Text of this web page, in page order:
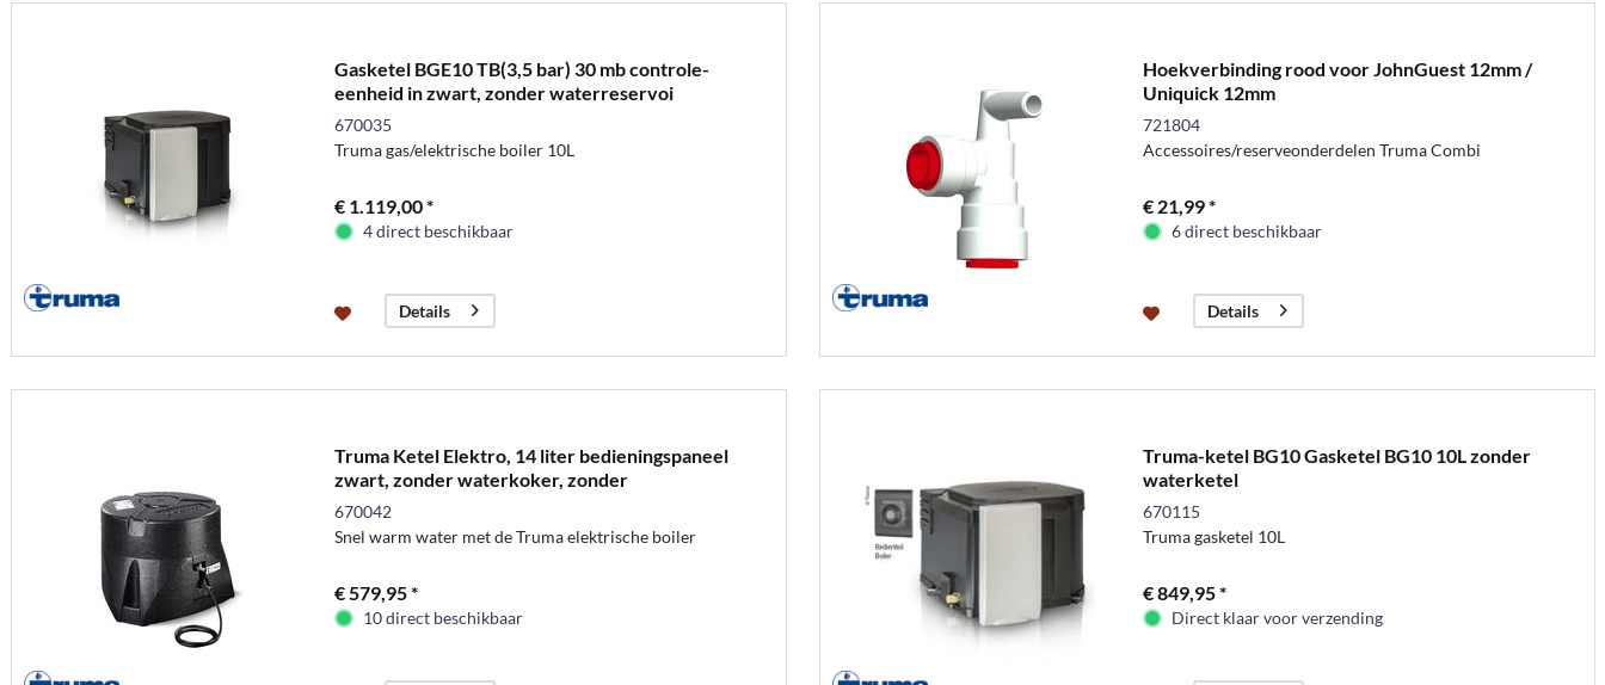
Gasketel BGE10 TB(3,5 bar) 30 mb controle-
eenheid in zwart, zonder waterreservoi
670035
Truma gas/elektrische boiler 10L
€ 1.119,00 *
4 direct beschikbaar
Details
Hoekverbinding rood voor JohnGuest 12mm /
Uniquick 12mm
721804
Accessoires/reserveonderdelen Truma Combi
€ 21,99 *
6 direct beschikbaar
Details
Truma Ketel Elektro, 14 liter bedieningspaneel
zwart, zonder waterkoker, zonder
670042
Snel warm water met de Truma elektrische boiler
€ 579,95 *
10 direct beschikbaar
Truma-ketel BG10 Gasketel BG10 10L zonder
waterketel
670115
Truma gasketel 10L
€ 849,95 *
Direct klaar voor verzending